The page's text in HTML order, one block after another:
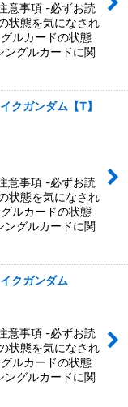
意事項 -必ずお読
状態を気になされ
ルカードの状態
ングルカードに関
クガンダム【T】
意事項 -必ずお読
状態を気になされ
ルカードの状態
ングルカードに関
クガンダム
意事項 -必ずお読
状態を気になされ
ルカードの状態
ングルカードに関